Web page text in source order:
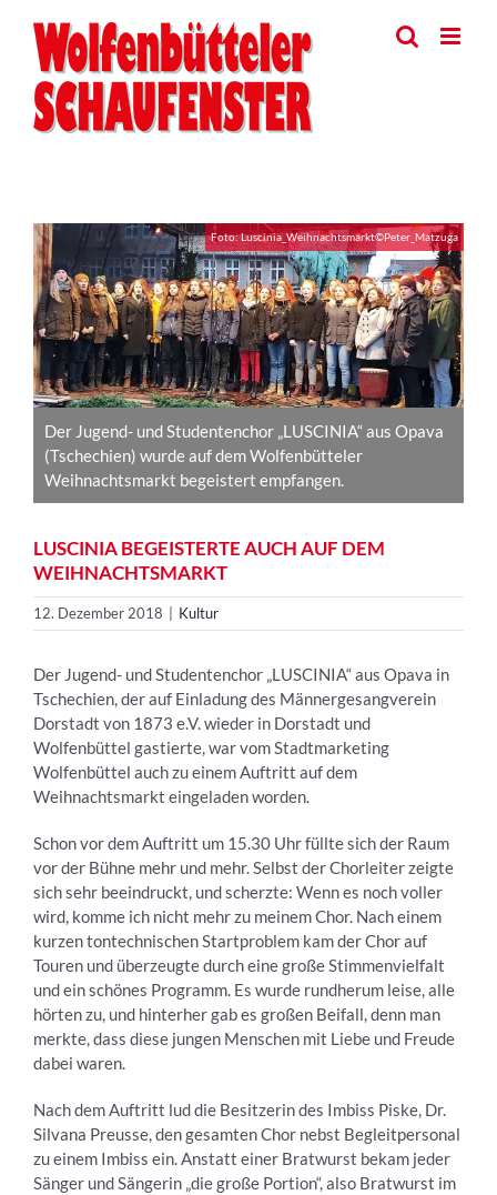
content
View
Larger
Image
Der Jugend- und Studentenchor „LUSCINIA“ aus Opava
(Tschechien) wurde auf dem Wolfenbütteler
Weihnachtsmarkt begeistert empfangen.
Foto: Luscinia_Weihnachtsmarkt©Peter_Matzuga
LUSCINIA BEGEISTERTE AUCH AUF DEM
WEIHNACHTSMARKT
12. Dezember 2018 | Kultur
Der Jugend- und Studentenchor „LUSCINIA“ aus Opava in
Tschechien, der auf Einladung des Männergesangverein
Dorstadt von 1873 e.V. wieder in Dorstadt und
Wolfenbüttel gastierte, war vom Stadtmarketing
Wolfenbüttel auch zu einem Auftritt auf dem
Weihnachtsmarkt eingeladen worden.
Schon vor dem Auftritt um 15.30 Uhr füllte sich der Raum
vor der Bühne mehr und mehr. Selbst der Chorleiter zeigte
sich sehr beeindruckt, und scherzte: Wenn es noch voller
wird, komme ich nicht mehr zu meinem Chor. Nach einem
kurzen tontechnischen Startproblem kam der Chor auf
Touren und überzeugte durch eine große Stimmenvielfalt
und ein schönes Programm. Es wurde rundherum leise, alle
hörten zu, und hinterher gab es großen Beifall, denn man
merkte, dass diese jungen Menschen mit Liebe und Freude
dabei waren.
Nach dem Auftritt lud die Besitzerin des Imbiss Piske, Dr.
Silvana Preusse, den gesamten Chor nebst Begleitpersonal
zu einem Imbiss ein. Anstatt einer Bratwurst bekam jeder
Sänger und Sängerin „die große Portion“, also Bratwurst im